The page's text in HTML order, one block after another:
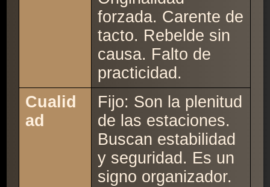
forzada. Carente de
tacto. Rebelde sin
causa. Falto de
practicidad.
Cualid
ad
Fijo: Son la plenitud
de las estaciones.
Buscan estabilidad
y seguridad. Es un
signo organizador.